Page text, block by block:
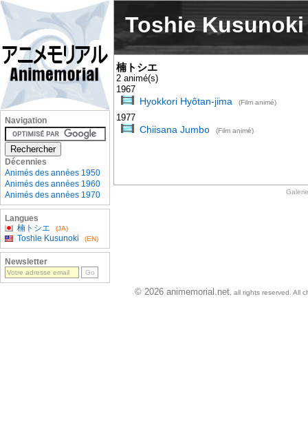
Toshie Kusunoki
楠トシエ
2 animé(s)
1967
Hyokkori Hyôtan-jima (Film animé)
1977
Chiisana Jumbo (Film animé)
Galerie
Navigation
Décennies
Animés des années 1950
Animés des années 1960
Animés des années 1970
Langues
楠トシエ
(JA)
Toshie Kusunoki (EN)
Newsletter
© 2026 animemorial.net , all rights reserved. All